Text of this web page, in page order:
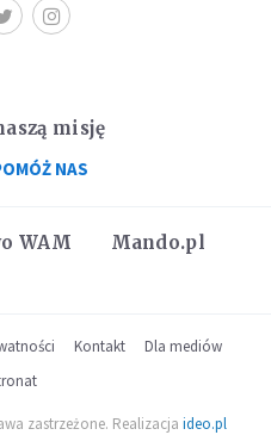
WAM
Mando.pl
misję
NAS
Kontakt
Dla mediów
zastrzeżone. Realizacja ideo.pl